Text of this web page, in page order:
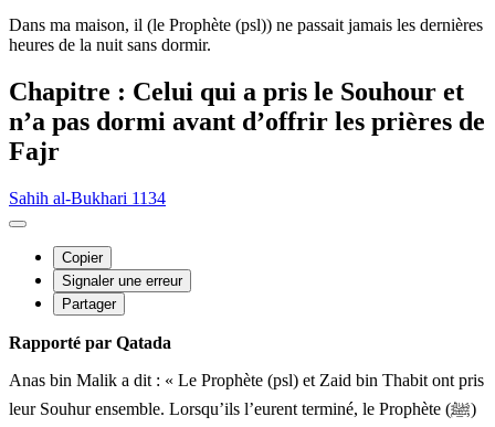
Dans ma maison, il (le Prophète (psl)) ne passait jamais les dernières
heures de la nuit sans dormir.
Chapitre : Celui qui a pris le Souhour et
n’a pas dormi avant d’offrir les prières de
Fajr
Sahih al-Bukhari 1134
Copier
Signaler une erreur
Partager
Rapporté par Qatada
Anas bin Malik a dit : « Le Prophète (psl) et Zaid bin Thabit ont pris
leur Souhur ensemble. Lorsqu’ils l’eurent terminé, le Prophète (ﷺ)